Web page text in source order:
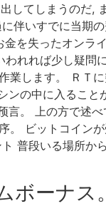
してしまうのだ,
伴いすでに当期
を失ったオンラ
れれば少し疑問
業します。 ＲＴ
ンの中に入ること
言。 上の方で述
。 ビットコイン
普段いる場所か
ーナス。